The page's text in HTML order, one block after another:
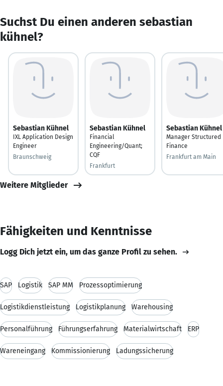
Suchst Du einen anderen sebastian
kühnel?
Sebastian Kühnel
IXL Application Design
Engineer
Braunschweig
Sebastian Kühnel
Financial
Engineering/Quant;
CQF
Frankfurt
Sebastian Kühnel
Manager Structured
Finance
Frankfurt am Main
Weitere Mitglieder
Fähigkeiten und Kenntnisse
Logg Dich jetzt ein, um das ganze Profil zu sehen.
SAP Logistik SAP MM Prozessoptimierung
Logistikdienstleistung Logistikplanung Warehousing
Personalführung Führungserfahrung Materialwirtschaft ERP
Wareneingang Kommissionierung Ladungssicherung